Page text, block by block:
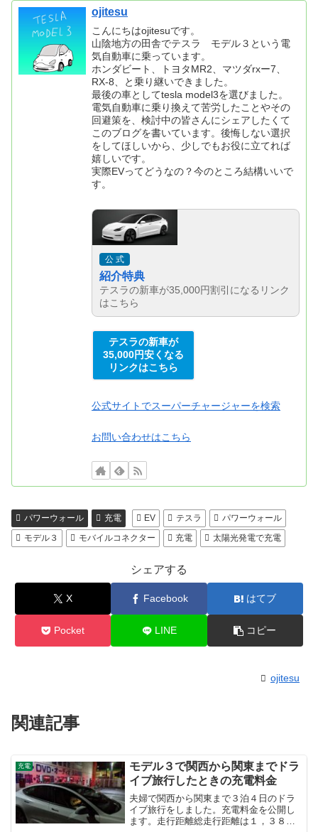
ojitesu
こんにちはojitesuです。
山陰地方の田舎でテスラ モデル３という電
気自動車に乗っています。
ホンダビート、トヨタMR2、マツダrxー7、
RX-8、と乗り継いできました。
最後の車としてtesla model3を選びました。
電気自動車に乗り換えて苦労したことやその
回避策を、検討中の皆さんにシェアしたくて
このブログを書いています。後悔しない選択
をしてほしいから、少しでもお役に立てれば
嬉しいです。
実際EVってどうなの？今のところ結構いいで
す。
公 式
紹介特典
テスラの新車が35,000円割引になるリンク
はこちら
テスラの新車が
35,000円安くなる
リンクはこちら
公式サイトでスーパーチャージャーを検索
お問い合わせはこちら
パワーウォール 充電 EV テスラ
パワーウォール
モデル３
モバイルコネクター 充電 太陽光発電で充電
シェアする
X Facebook はてブ
Pocket LINE コピー
ojitesu
関連記事
充電
モデル３で関西から関東までドラ
イブ旅行したときの充電料金
夫婦で関西から関東まで３泊４日のドラ
イブ旅行をしました。充電料金を公開し
ます。走行距離総走行距離は１，３８９